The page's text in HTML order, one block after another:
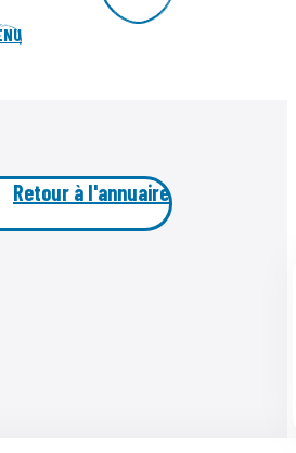
Retour à l'annuaire